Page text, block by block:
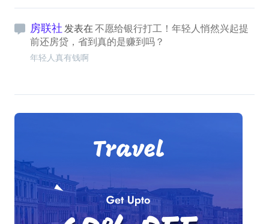
房联社 发表在 不愿给银行打工！年轻人悄然兴起提
前还房贷，省到真的是赚到吗？
年轻人真有钱啊